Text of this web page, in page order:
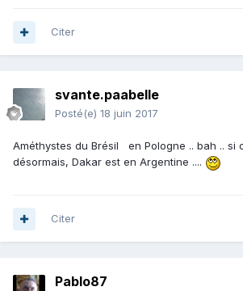
Citer
svante.paabelle
Posté(e) 18 juin 2017
Améthystes du Brésil en Pologne .. bah .. si
désormais, Dakar est en Argentine ....
Citer
Pablo87